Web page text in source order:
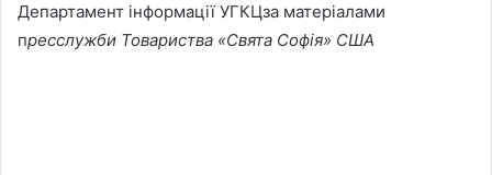
Департамент інформації УГКЦза матеріалами
пресслужби Товариства «Свята Софія» США